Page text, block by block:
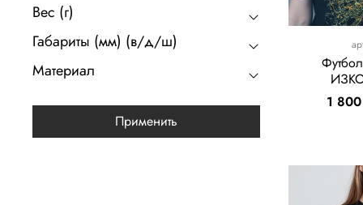
1
Вес (г)
Габариты (мм) (в/д/ш)
Материал
Применить